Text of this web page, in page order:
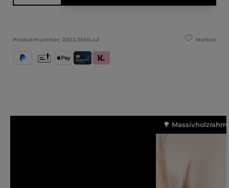
Merken
Produktnummer: 0322,3550,42
PayPal Apple PayKredit- und Debitkarte
Klarna (Rechnung / Ratenkauf / Sofort)
Vorkasse
🌳